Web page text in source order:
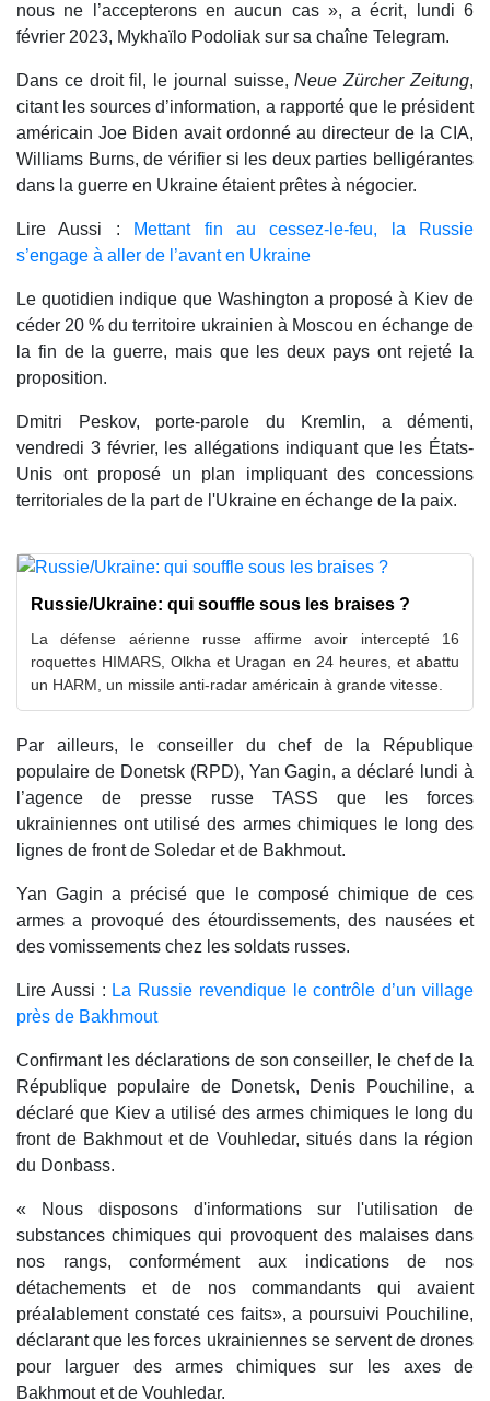
nous ne l’accepterons en aucun cas », a écrit, lundi 6
février 2023, Mykhaïlo Podoliak sur sa chaîne Telegram.
Dans ce droit fil, le journal suisse,Neue Zürcher Zeitung,
citant les sources d’information, a rapporté que le président
américain Joe Biden avait ordonné au directeur de la CIA,
Williams Burns, de vérifier si les deux parties belligérantes
dans la guerre en Ukraine étaient prêtes à négocier.
Lire Aussi :
Mettant fin au cessez-le-feu, la Russie
s’engage à aller de l’avant en Ukraine
Le quotidien indique que Washington a proposé à Kiev de
céder 20 % du territoire ukrainien à Moscou en échange de
la fin de la guerre, mais que les deux pays ont rejeté la
proposition.
Dmitri Peskov, porte-parole du Kremlin, a démenti,
vendredi 3 février, les allégations indiquant que les États-
Unis ont proposé un plan impliquant des concessions
territoriales de la part de l'Ukraine en échange de la paix.
Russie/Ukraine: qui souffle sous les braises ?
La défense aérienne russe affirme avoir intercepté 16
roquettes HIMARS, Olkha et Uragan en 24 heures, et abattu
un HARM, un missile anti-radar américain à grande vitesse.
Par ailleurs, le conseiller du chef de la République
populaire de Donetsk (RPD), Yan Gagin, a déclaré lundi à
l’agence de presse russe TASS que les forces
ukrainiennes ont utilisé des armes chimiques le long des
lignes de front de Soledar et de Bakhmout.
Yan Gagin a précisé que le composé chimique de ces
armes a provoqué des étourdissements, des nausées et
des vomissements chez les soldats russes.
Lire Aussi : La Russie revendique le contrôle d’un village
près de Bakhmout
Confirmant les déclarations de son conseiller, le chef de la
République populaire de Donetsk, Denis Pouchiline, a
déclaré que Kiev a utilisé des armes chimiques le long du
front de Bakhmout et de Vouhledar, situés dans la région
du Donbass.
« Nous disposons d'informations sur l'utilisation de
substances chimiques qui provoquent des malaises dans
nos rangs, conformément aux indications de nos
détachements et de nos commandants qui avaient
préalablement constaté ces faits», a poursuivi Pouchiline,
déclarant que les forces ukrainiennes se servent de drones
pour larguer des armes chimiques sur les axes de
Bakhmout et de Vouhledar.